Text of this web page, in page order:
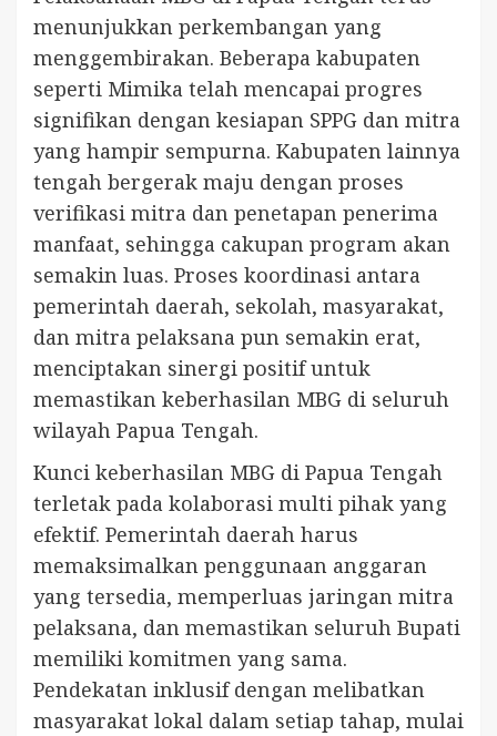
menunjukkan perkembangan yang
menggembirakan. Beberapa kabupaten
seperti Mimika telah mencapai progres
signifikan dengan kesiapan SPPG dan mitra
yang hampir sempurna. Kabupaten lainnya
tengah bergerak maju dengan proses
verifikasi mitra dan penetapan penerima
manfaat, sehingga cakupan program akan
semakin luas. Proses koordinasi antara
pemerintah daerah, sekolah, masyarakat,
dan mitra pelaksana pun semakin erat,
menciptakan sinergi positif untuk
memastikan keberhasilan MBG di seluruh
wilayah Papua Tengah.
Kunci keberhasilan MBG di Papua Tengah
terletak pada kolaborasi multi pihak yang
efektif. Pemerintah daerah harus
memaksimalkan penggunaan anggaran
yang tersedia, memperluas jaringan mitra
pelaksana, dan memastikan seluruh Bupati
memiliki komitmen yang sama.
Pendekatan inklusif dengan melibatkan
masyarakat lokal dalam setiap tahap, mulai